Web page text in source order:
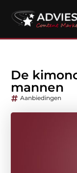
De
mannen
Aanbiedingen